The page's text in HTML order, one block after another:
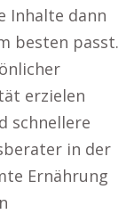
Inhalte dann
besten passt.
erzielen
schnellere
in der
Ernährung